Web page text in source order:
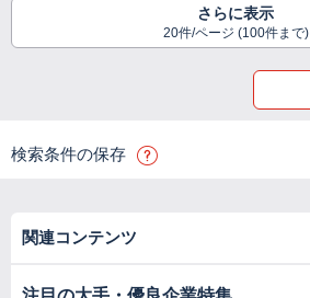
さらに表示
20件/ページ (100件まで)
検索条件の保存
関連コンテンツ